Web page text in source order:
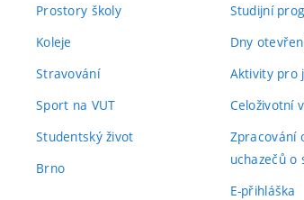
Prostory školy
Koleje
Stravování
Sport na VUT
Studentský život
Brno
Studijní
Dny
Aktivity pro
Celoživotní
Zpracování
uchazečů o
E-přihláška